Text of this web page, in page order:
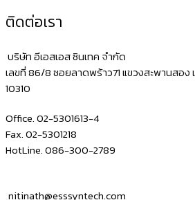
ติดต่อเรา
บริษัท อีเอสเอส ซินเทค จำกัด
เลขที่ 86/8 ซอยลาดพร้าว71 แขวงสะพานสอง
10310
Office. 02-5301613-4
Fax. 02-5301218
HotLine. 086-300-2789
nitinath@esssyntech.com